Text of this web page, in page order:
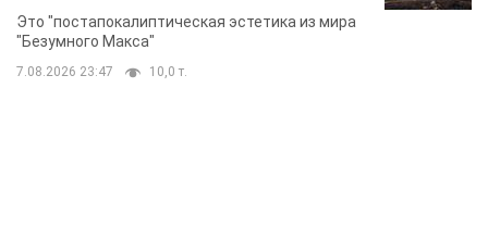
Фото
Это "постапокалиптическая эстетика из мира
"Безумного Макса"
7.08.2026 23:47 10,0 т.